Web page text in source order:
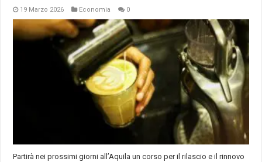
19 Marzo 2026 Economia 0
Partirà nei prossimi giorni all’Aquila un corso per il rilascio e il rinnovo